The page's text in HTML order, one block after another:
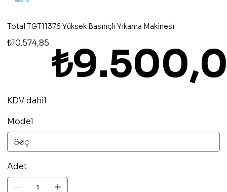
Total TGT11376 Yüksek Basınçlı Yıkama Makinesi
Orijinal
fiyat
₺10.574,85
KDV dahil
Model
Adet